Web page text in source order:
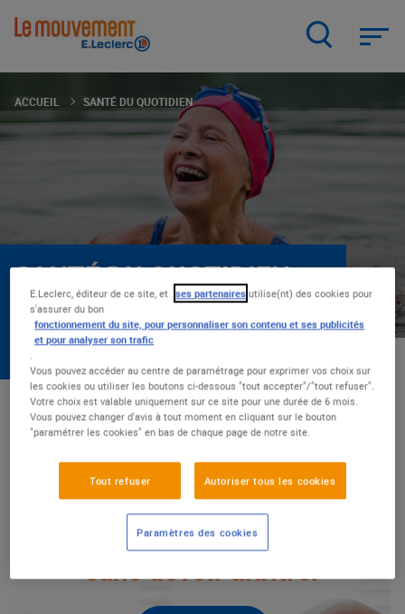
ACCUEIL SANTÉ DU QUOTIDIEN
SANTÉ DU QUOTIDIEN
La santé sans devoir arbitrer ! Parapharmacie,
bien-être, optique : nous battre pour une santé
accessible au quotidien, ça fait 40 ans que ça
dure.
PARAPHARMACIE & BIEN-ÊTRE
SANTÉ DU QUOTIDIEN
Parapharmacie & bien-
être : le droit à la santé
sans devoir arbitrer
E.Leclerc, éditeur de ce site, et ses partenaires utilise(nt) des cookies pour
s'assurer du bon
fonctionnement du site, pour personnaliser son contenu et ses publicités
et pour analyser son trafic
.
Vous pouvez accéder au centre de paramétrage pour exprimer vos choix sur
les cookies ou utiliser les boutons ci-dessous "tout accepter"/"tout refuser".
Votre choix est valable uniquement sur ce site pour une durée de 6 mois.
Vous pouvez changer d'avis à tout moment en cliquant sur le bouton
"paramétrer les cookies" en bas de chaque page de notre site.
Tout refuser Autoriser tous les cookies
Paramètres des cookies